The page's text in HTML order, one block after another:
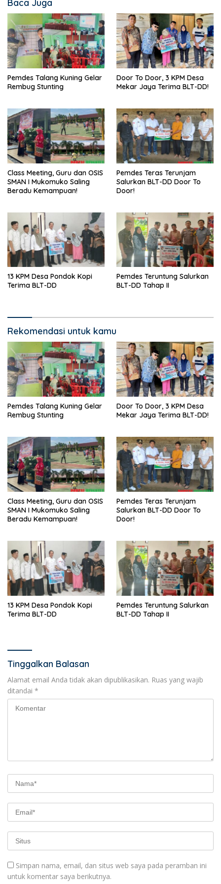
Baca Juga
Pemdes Talang Kuning Gelar
Rembug Stunting
Door To Door, 3 KPM Desa
Mekar Jaya Terima BLT-DD!
Class Meeting, Guru dan OSIS
SMAN I Mukomuko Saling
Beradu Kemampuan!
Pemdes Teras Terunjam
Salurkan BLT-DD Door To
Door!
13 KPM Desa Pondok Kopi
Terima BLT-DD
Pemdes Teruntung Salurkan
BLT-DD Tahap II
Rekomendasi untuk kamu
Pemdes Talang Kuning Gelar
Rembug Stunting
Door To Door, 3 KPM Desa
Mekar Jaya Terima BLT-DD!
Class Meeting, Guru dan OSIS
SMAN I Mukomuko Saling
Beradu Kemampuan!
Pemdes Teras Terunjam
Salurkan BLT-DD Door To
Door!
13 KPM Desa Pondok Kopi
Terima BLT-DD
Pemdes Teruntung Salurkan
BLT-DD Tahap II
Tinggalkan Balasan
Alamat email Anda tidak akan dipublikasikan. Ruas yang wajib
ditandai *
Simpan nama, email, dan situs web saya pada peramban ini
untuk komentar saya berikutnya.